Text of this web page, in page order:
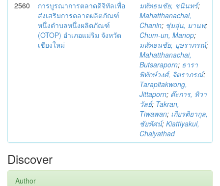
2560
การบูรณาการตลาดดิจิทัลเพื่อ
ส่งเสริมการตลาดผลิตภัณฑ์
หนึ่งตำบลหนึ่งผลิตภัณฑ์
(OTOP) อำเภอแม่ริม จังหวัด
เชียงใหม่
มหัทธนชัย, ชนินทร์;
Mahatthanachai,
Chanin; ชุ่มอุ่น, มานพ;
Chum-un, Manop;
มหัทธนชัย, บุษราภรณ์;
Mahatthanachai,
Butsaraporn; ธารา
พิทักษ์วงศ์, จิตราภรณ์;
Tarapitakwong,
Jittaporn; ต๊ะการ, ทิวา
วัลย์; Takran,
Tiwawan; เกียรติยากุล,
ชัยทัศน์; Kiattiyakul,
Chaiyathad
Discover
Author